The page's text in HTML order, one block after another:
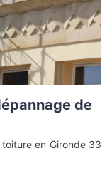
de
en Gironde 33